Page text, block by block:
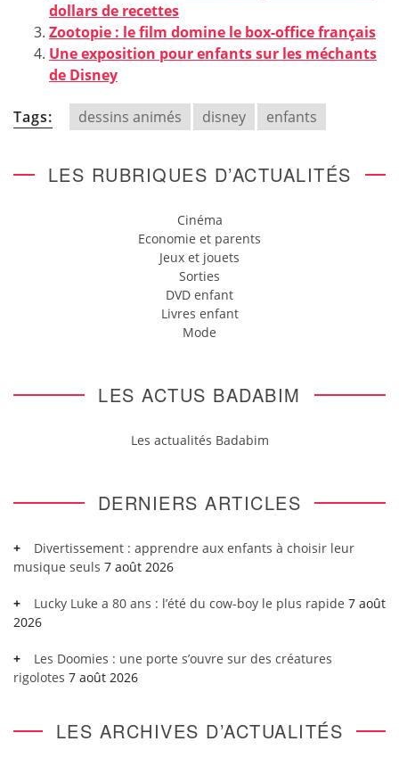
dollars de recettes
Zootopie : le film domine le box-office français
Une exposition pour enfants sur les méchants
de Disney
Tags: dessins animés disney enfants
LES RUBRIQUES D’ACTUALITÉS
Cinéma
Economie et parents
Jeux et jouets
Sorties
DVD enfant
Livres enfant
Mode
LES ACTUS BADABIM
Les actualités Badabim
DERNIERS ARTICLES
Divertissement : apprendre aux enfants à choisir leur
musique seuls 7 août 2026
Lucky Luke a 80 ans : l’été du cow-boy le plus rapide 7 août
2026
Les Doomies : une porte s’ouvre sur des créatures
rigolotes 7 août 2026
LES ARCHIVES D’ACTUALITÉS